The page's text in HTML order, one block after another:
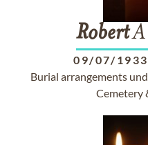
RobertA
09/07/1933
Burial arrangements
Cemetery